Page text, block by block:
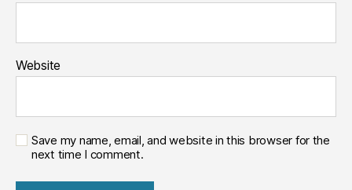
Website
Save my name, email, and website in this browser for the
next time I comment.